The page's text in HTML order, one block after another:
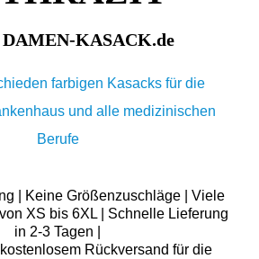
KASACK.de
farbigen Kasacks für die
und alle medizinischen
Berufe
| Keine Größenzuschläge | Viele
XS bis 6XL | Schnelle Lieferung
in 2-3 Tagen |
Rückversand für die